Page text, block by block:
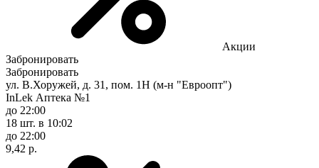
Акции
Забронировать
Забронировать
ул. В.Хоружей, д. 31, пом. 1Н (м-н "Евроопт")
InLek Аптека №1
до 22:00
18 шт. в 10:02
до 22:00
9,42 р.